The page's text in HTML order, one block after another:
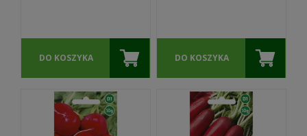
DO KOSZYKA DO KOSZYKA